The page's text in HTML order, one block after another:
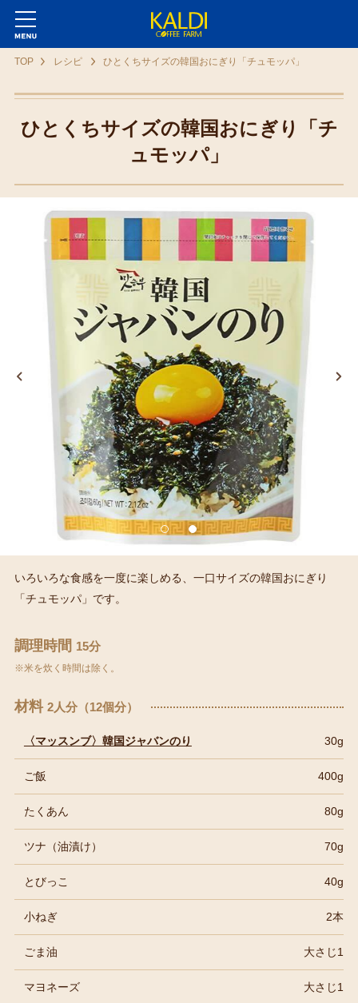
TOP レシピ ひとくちサイズの韓国おにぎり「チュモッパ」
ひとくちサイズの韓国おにぎり「チ
ュモッパ」
いろいろな食感を一度に楽しめる、一口サイズの韓国おにぎり
「チュモッパ」です。
調理時間 15分
※米を炊く時間は除く。
材料 2人分（12個分）
〈マッスンブ〉韓国ジャバンのり 30g
ご飯 400g
たくあん 80g
ツナ（油漬け） 70g
とびっこ 40g
小ねぎ 2本
ごま油 大さじ1
マヨネーズ 大さじ1